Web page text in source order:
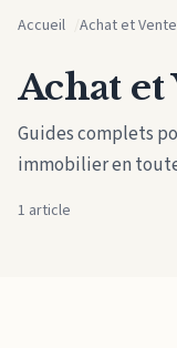
Accueil Achat et Vente
Achat et
Guides complets
immobilier en
1 article